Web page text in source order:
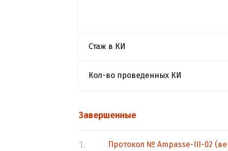
Стаж в КИ
Кол-во проведенных КИ
Завершенные
1.
Протокол № Ampasse-III-02